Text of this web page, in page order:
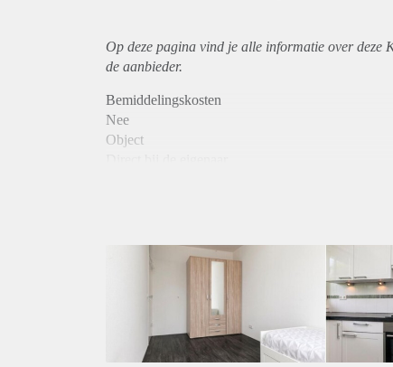
Op deze pagina vind je alle informatie over deze
de aanbieder.
Bemiddelingskosten
Nee
Object
Inkomen eis
2,9 X Maandhuur Bruto
Huurtermijn
Onbepaalde termijn